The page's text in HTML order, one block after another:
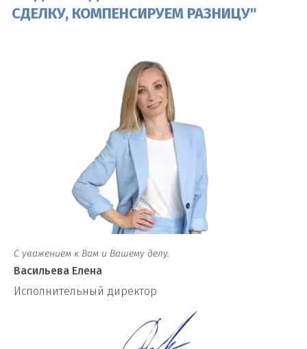
СДЕЛКУ, КОМПЕНСИРУЕМ РАЗНИЦУ"
С уважением к Вам и Вашему делу.
Васильева Елена
И сполнительный директор